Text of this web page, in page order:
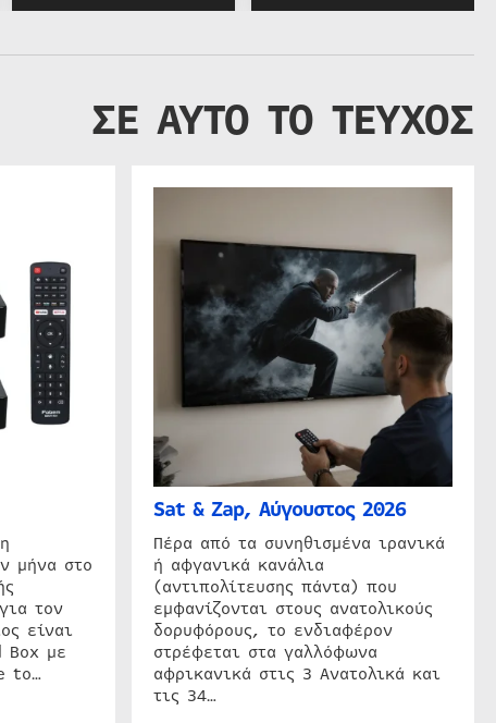
ΣΕ ΑΥΤΟ ΤΟ ΤΕΥΧΟΣ
μήνα στο
τον
είναι
Box με
to…
Sat & Zap, Αύγουστος 2026
Πέρα από τα συνηθισμένα ιρανικά
ή αφγανικά κανάλια
(αντιπολίτευσης πάντα) που
εμφανίζονται στους ανατολικούς
δορυφόρους, το ενδιαφέρον
στρέφεται στα γαλλόφωνα
αφρικανικά στις 3 Ανατολικά και
τις 34…